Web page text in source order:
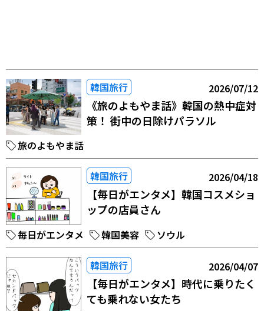
韓国旅行 2026/07/12
《旅のよもやま話》韓国の熱中症対
策！ 街中の日除けパラソル
旅のよもやま話
韓国旅行 2026/04/18
【毎日がエンタメ】韓国コスメショ
ップの店員さん
毎日がエンタメ 韓国美容 ソウル
韓国旅行 2026/04/07
【毎日がエンタメ】時代に乗りたく
ても乗れない女たち